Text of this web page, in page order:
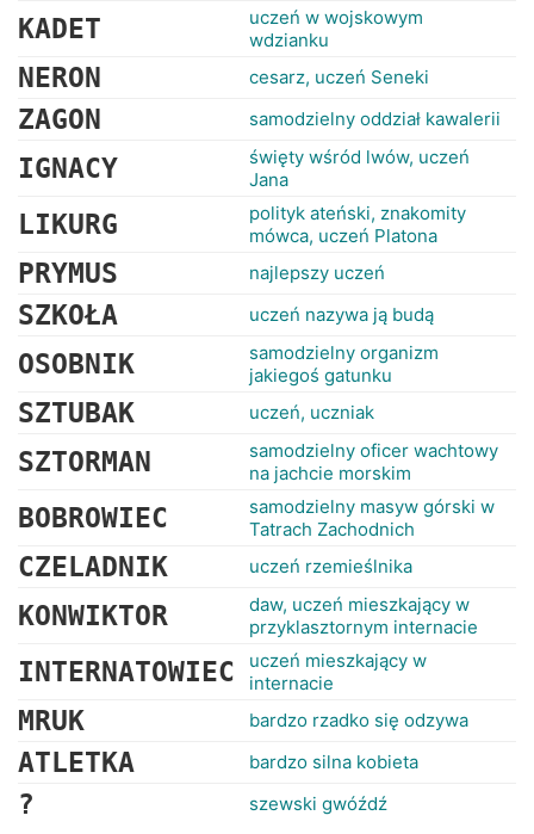
KADET
uczeń w wojskowym
wdzianku
NERON cesarz, uczeń Seneki
ZAGON samodzielny oddział kawalerii
IGNACY
święty wśród lwów, uczeń
Jana
LIKURG
polityk ateński, znakomity
mówca, uczeń Platona
PRYMUS najlepszy uczeń
SZKOŁA uczeń nazywa ją budą
OSOBNIK
samodzielny organizm
jakiegoś gatunku
SZTUBAK uczeń, uczniak
SZTORMAN
samodzielny oficer wachtowy
na jachcie morskim
BOBROWIEC
samodzielny masyw górski w
Tatrach Zachodnich
CZELADNIK uczeń rzemieślnika
KONWIKTOR
daw, uczeń mieszkający w
przyklasztornym internacie
INTERNATOWIEC
uczeń mieszkający w
internacie
MRUK bardzo rzadko się odzywa
ATLETKA bardzo silna kobieta
? szewski gwóźdź